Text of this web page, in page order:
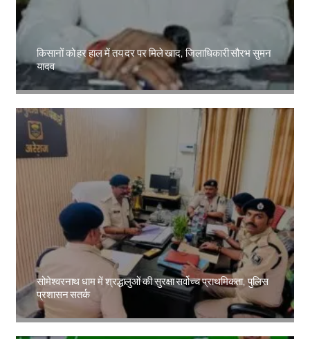
किसानों को हर हाल में तय दर पर मिले खाद, जिलाधिकारी सौरभ सुमन
यादव
Amit Lekh
सोमेश्वरनाथ धाम में श्रद्धालुओं की सुरक्षा सर्वोच्च प्राथमिकता, पुलिस
प्रशासन सतर्क